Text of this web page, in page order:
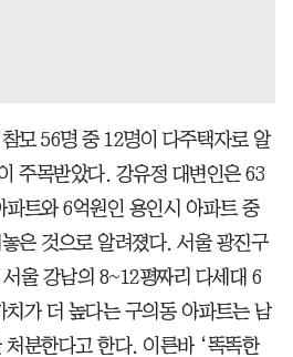
모 56명 중 12명이 다주택자로 알
주목받았다. 강유정 대변인은 63
트와 6억원인 용인시 아파트 중
은 것으로 알려졌다. 서울 광진구
울 강남의 8~12평짜리 다세대 6
가 더 높다는 구의동 아파트는 남
분한다고 한다. 이른바 ‘똑똑한